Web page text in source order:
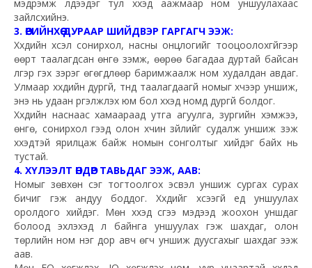
мэдрэмж үлдээдэг тул хүүхэд аажмаар ном уншуулахаас
зайлсхийнэ.
3. ӨӨРИЙНХӨӨ ДУРААР ШИЙДВЭР ГАРГАГЧ ЭЭЖ:
Хүүхдийн хүсэл сонирхол, насны онцлогийг тооцоолохгүйгээр
өөрт таалагдсан өнгө үзэмж, өөрөө багадаа дуртай байсан
үлгэр гэх зэрэг өгөгдлөөр баримжаалж ном худалдан авдаг.
Улмаар хүүхдийн дургүй, түүнд таалагдаагүй номыг хүчээр уншиж,
энэ нь удаан үргэлжлэх юм бол хүүхэд номд дургүй болдог.
Хүүхдийн наснаас хамаараад утга агуулга, зургийн хэмжээ,
өнгө, сонирхол гээд олон хүчин зүйлийг судалж уншиж үзэж
хүүхэдтэй ярилцаж байж номын сонголтыг хийдэг байх нь
тустай.
4. ХҮЛЭЭЛТ ӨНДӨР ТАВЬДАГ ЭЭЖ, ААВ:
Номыг зөвхөн үсэг тогтоолгох эсвэл уншиж сургах сурах
бичиг гэж андуу боддог. Хүүхдийг хүсээгүй үед уншуулах
оролдого хийдэг. Мөн хүүхэд үсгээ мэдээд жоохон уншдаг
болоод эхлэхэд л байнга уншуулах гэж шахдаг, олон
төрлийн ном нэг дор авч өгч уншиж дуусгахыг шахдаг ээж
аав.